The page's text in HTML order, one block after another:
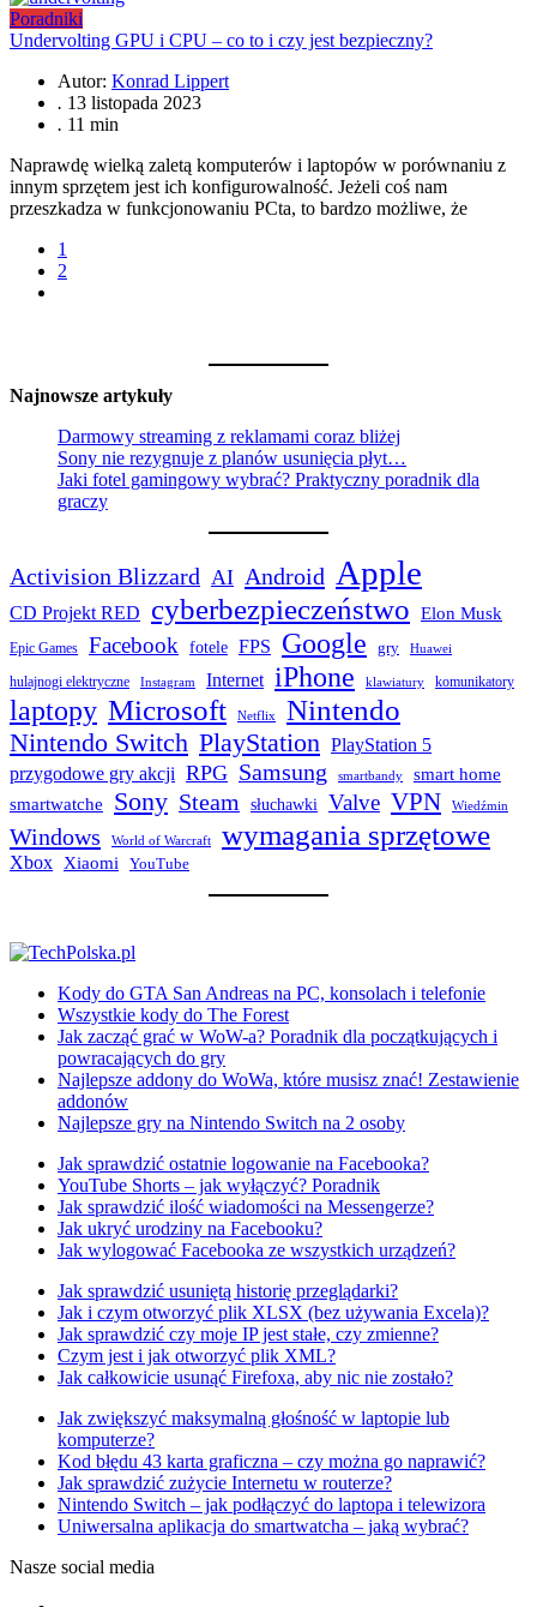
Poradniki
Undervolting GPU i CPU – co to i czy jest bezpieczny?
Autor: Konrad Lippert
. 13 listopada 2023
. 11 min
Naprawdę wielką zaletą komputerów i laptopów w porównaniu z
innym sprzętem jest ich konfigurowalność. Jeżeli coś nam
przeszkadza w funkcjonowaniu PCta, to bardzo możliwe, że
1
2
Najnowsze artykuły
Darmowy streaming z reklamami coraz bliżej
Sony nie rezygnuje z planów usunięcia płyt…
Jaki fotel gamingowy wybrać? Praktyczny poradnik dla
graczy
Activision Blizzard AI Android Apple
CD Projekt RED cyberbezpieczeństwo Elon Musk
Epic Games Facebook fotele FPS Google gry Huawei
hulajnogi elektryczne Instagram Internet iPhone klawiatury komunikatory
laptopy Microsoft Netflix Nintendo
Nintendo Switch PlayStation PlayStation 5
przygodowe gry akcji RPG Samsung smartbandy smart home
smartwatche Sony Steam słuchawki Valve VPN Wiedźmin
Windows World of Warcraft wymagania sprzętowe
Xbox Xiaomi YouTube
Kody do GTA San Andreas na PC, konsolach i telefonie
Wszystkie kody do The Forest
Jak zacząć grać w WoW-a? Poradnik dla początkujących i
powracających do gry
Najlepsze addony do WoWa, które musisz znać! Zestawienie
addonów
Najlepsze gry na Nintendo Switch na 2 osoby
Jak sprawdzić ostatnie logowanie na Facebooka?
YouTube Shorts – jak wyłączyć? Poradnik
Jak sprawdzić ilość wiadomości na Messengerze?
Jak ukryć urodziny na Facebooku?
Jak wylogować Facebooka ze wszystkich urządzeń?
Jak sprawdzić usuniętą historię przeglądarki?
Jak i czym otworzyć plik XLSX (bez używania Excela)?
Jak sprawdzić czy moje IP jest stałe, czy zmienne?
Czym jest i jak otworzyć plik XML?
Jak całkowicie usunąć Firefoxa, aby nic nie zostało?
Jak zwiększyć maksymalną głośność w laptopie lub
komputerze?
Kod błędu 43 karta graficzna – czy można go naprawić?
Jak sprawdzić zużycie Internetu w routerze?
Nintendo Switch – jak podłączyć do laptopa i telewizora
Uniwersalna aplikacja do smartwatcha – jaką wybrać?
Nasze social media